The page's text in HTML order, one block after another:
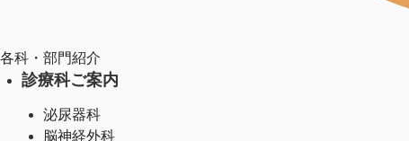
各科・部門紹介
診療科ご案内
泌尿器科
脳神経外科